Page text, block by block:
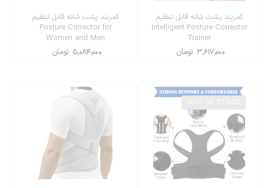
کمربند پشت شانه قابل تنظیم
Intelligent Posture Corrector
Trainer
۳,۶۱۷,۰۰۰ تومان
کمربند پشت شانه قابل تنظیم
Posture Corrector for
Women and Men
۵,۰۸۴,۰۰۰ تومان